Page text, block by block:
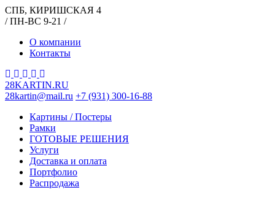
СПБ, КИРИШСКАЯ 4
/ ПН-ВС 9-21 /
О компании
Контакты
28KARTIN.RU
28kartin@mail.ru +7 (931) 300-16-88
Картины / Постеры
Рамки
ГОТОВЫЕ РЕШЕНИЯ
Услуги
Доставка и оплата
Портфолио
Распродажа